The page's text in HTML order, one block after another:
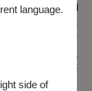
language.
side of
。照例The 3rd
間，像是猜燈謎
外，本場音樂會
是何種畫面及
們一起品味"好